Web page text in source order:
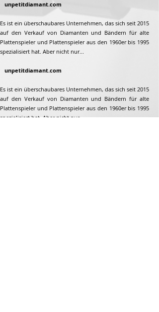
unpetitdiamant.com
Es ist ein überschaubares Unternehmen, das sich seit 2015
auf den Verkauf von Diamanten und Bändern für alte
Plattenspieler und Plattenspieler aus den 1960er bis 1995
spezialisiert hat. Aber nicht nur...
unpetitdiamant.com
Es ist ein überschaubares Unternehmen, das sich seit 2015
auf den Verkauf von Diamanten und Bändern für alte
Plattenspieler und Plattenspieler aus den 1960er bis 1995
spezialisiert hat. Aber nicht nur...